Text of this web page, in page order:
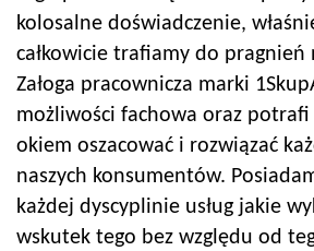
kolosalne doświadczenie,
całkowicie trafiamy do pragnień
Załoga pracownicza marki
możliwości fachowa oraz potrafi
okiem oszacować i rozwiązać
naszych konsumentów.
każdej dyscyplinie usług jakie
wskutek tego bez względu od